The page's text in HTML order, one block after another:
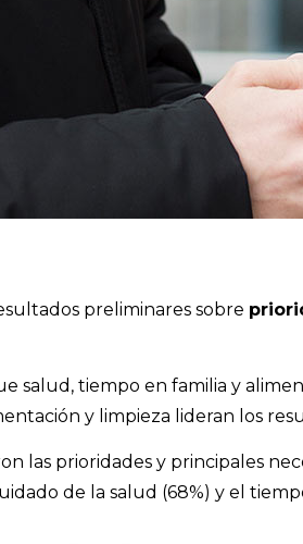
preliminares sobre
tiempo en familia y
y limpieza lideran los
las prioridades y principales
de la salud (68%) y el